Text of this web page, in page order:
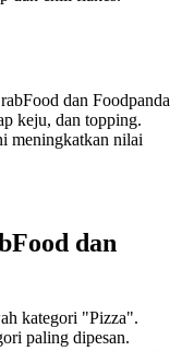
dan Foodpanda
keju, dan topping.
meningkatkan nilai
dan
kategori "Pizza".
paling dipesan.